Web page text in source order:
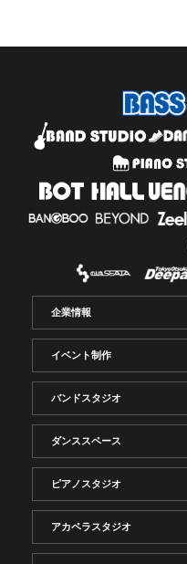
企業情報
イベント制作
バンドスタジオ
ダンススペース
ピアノスタジオ
アカペラスタジオ